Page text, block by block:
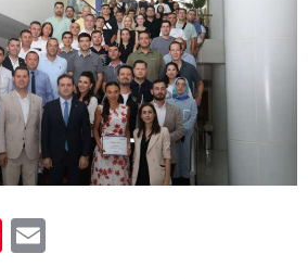
Pinterest